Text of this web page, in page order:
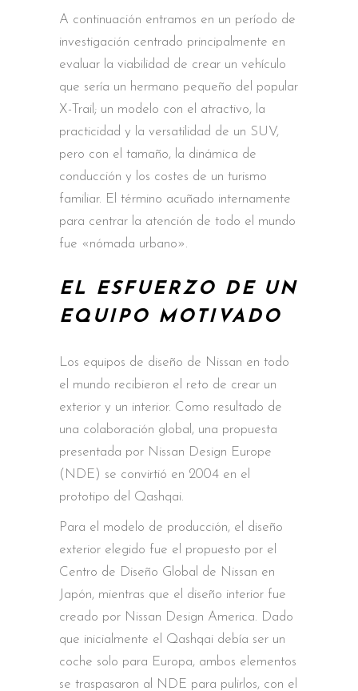
A continuación entramos en un período de
investigación centrado principalmente en
evaluar la viabilidad de crear un vehículo
que sería un hermano pequeño del popular
X-Trail; un modelo con el atractivo, la
practicidad y la versatilidad de un SUV,
pero con el tamaño, la dinámica de
conducción y los costes de un turismo
familiar. El término acuñado internamente
para centrar la atención de todo el mundo
fue «nómada urbano».
EL ESFUERZO DE UN
EQUIPO MOTIVADO
Los equipos de diseño de Nissan en todo
el mundo recibieron el reto de crear un
exterior y un interior. Como resultado de
una colaboración global, una propuesta
presentada por Nissan Design Europe
(NDE) se convirtió en 2004 en el
prototipo del Qashqai.
Para el modelo de producción, el diseño
exterior elegido fue el propuesto por el
Centro de Diseño Global de Nissan en
Japón, mientras que el diseño interior fue
creado por Nissan Design America. Dado
que inicialmente el Qashqai debía ser un
coche solo para Europa, ambos elementos
se traspasaron al NDE para pulirlos, con el